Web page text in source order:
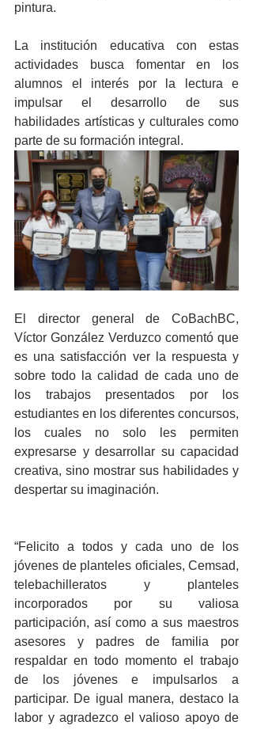
pintura.
La institución educativa con estas
actividades busca fomentar en los
alumnos el interés por la lectura e
impulsar el desarrollo de sus
habilidades artísticas y culturales como
parte de su formación integral.
El director general de CoBachBC,
Víctor González Verduzco comentó que
es una satisfacción ver la respuesta y
sobre todo la calidad de cada uno de
los trabajos presentados por los
estudiantes en los diferentes concursos,
los cuales no solo les permiten
expresarse y desarrollar su capacidad
creativa, sino mostrar sus habilidades y
despertar su imaginación.
“Felicito a todos y cada uno de los
jóvenes de planteles oficiales, Cemsad,
telebachilleratos y planteles
incorporados por su valiosa
participación, así como a sus maestros
asesores y padres de familia por
respaldar en todo momento el trabajo
de los jóvenes e impulsarlos a
participar. De igual manera, destaco la
labor y agradezco el valioso apoyo de